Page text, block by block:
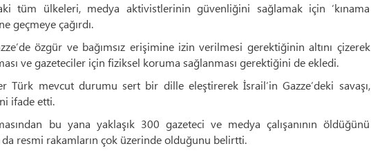
tüm ülkeleri, medya aktivistlerinin güvenliğini sağlamak için ‘kınama
geçmeye çağırdı.
özgür ve bağımsız erişimine izin verilmesi gerektiğinin altını çizerek
ve gazeteciler için fiziksel koruma sağlanması gerektiğini de ekledi.
Türk mevcut durumu sert bir dille eleştirerek İsrail’in Gazze’deki savaşı,
ifade etti.
bu yana yaklaşık 300 gazeteci ve medya çalışanının öldüğünü
da resmi rakamların çok üzerinde olduğunu belirtti.